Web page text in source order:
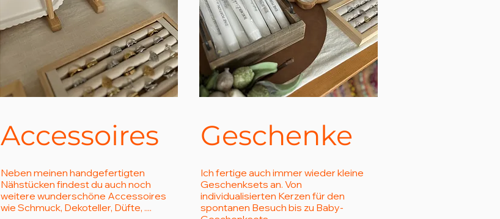
Accessoires
Neben meinen handgefertigten
Nähstücken findest du auch noch
weitere wunderschöne Accessoires
wie Schmuck, Dekoteller, Düfte, ....
Geschenke
Ich fertige auch immer wieder kleine
Geschenksets an. Von
individualisierten Kerzen für den
spontanen Besuch bis zu Baby-